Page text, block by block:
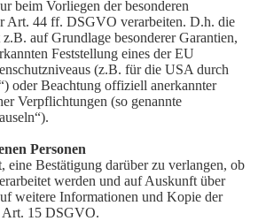
beim Vorliegen der besonderen
Art. 44 ff. DSGVO verarbeiten. D.h. die
auf Grundlage besonderer Garantien,
Feststellung eines der EU
(z.B. für die USA durch
oder Beachtung offiziell anerkannter
Verpflichtungen (so genannte
Personen
eine Bestätigung darüber zu verlangen, ob
werden und auf Auskunft über
weitere Informationen und Kopie der
Art. 15 DSGVO.